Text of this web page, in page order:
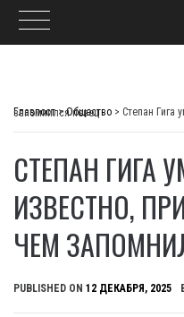
Главпост>Общество >
Степан Гига умер: что известно, причина смерти и чем запомнился певец
СТЕПАН ГИГА
ИЗВЕСТНО,
ЧЕМ
PUBLISHED ON 12 ДЕКАБРЯ, 2025